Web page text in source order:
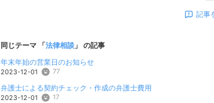
記事
同じテーマ 「法律相談 」 の記事
年末年始の営業日のお知らせ
2023-12-01 77
弁護士による契約チェック・作成の弁護士費用
2023-12-01 17